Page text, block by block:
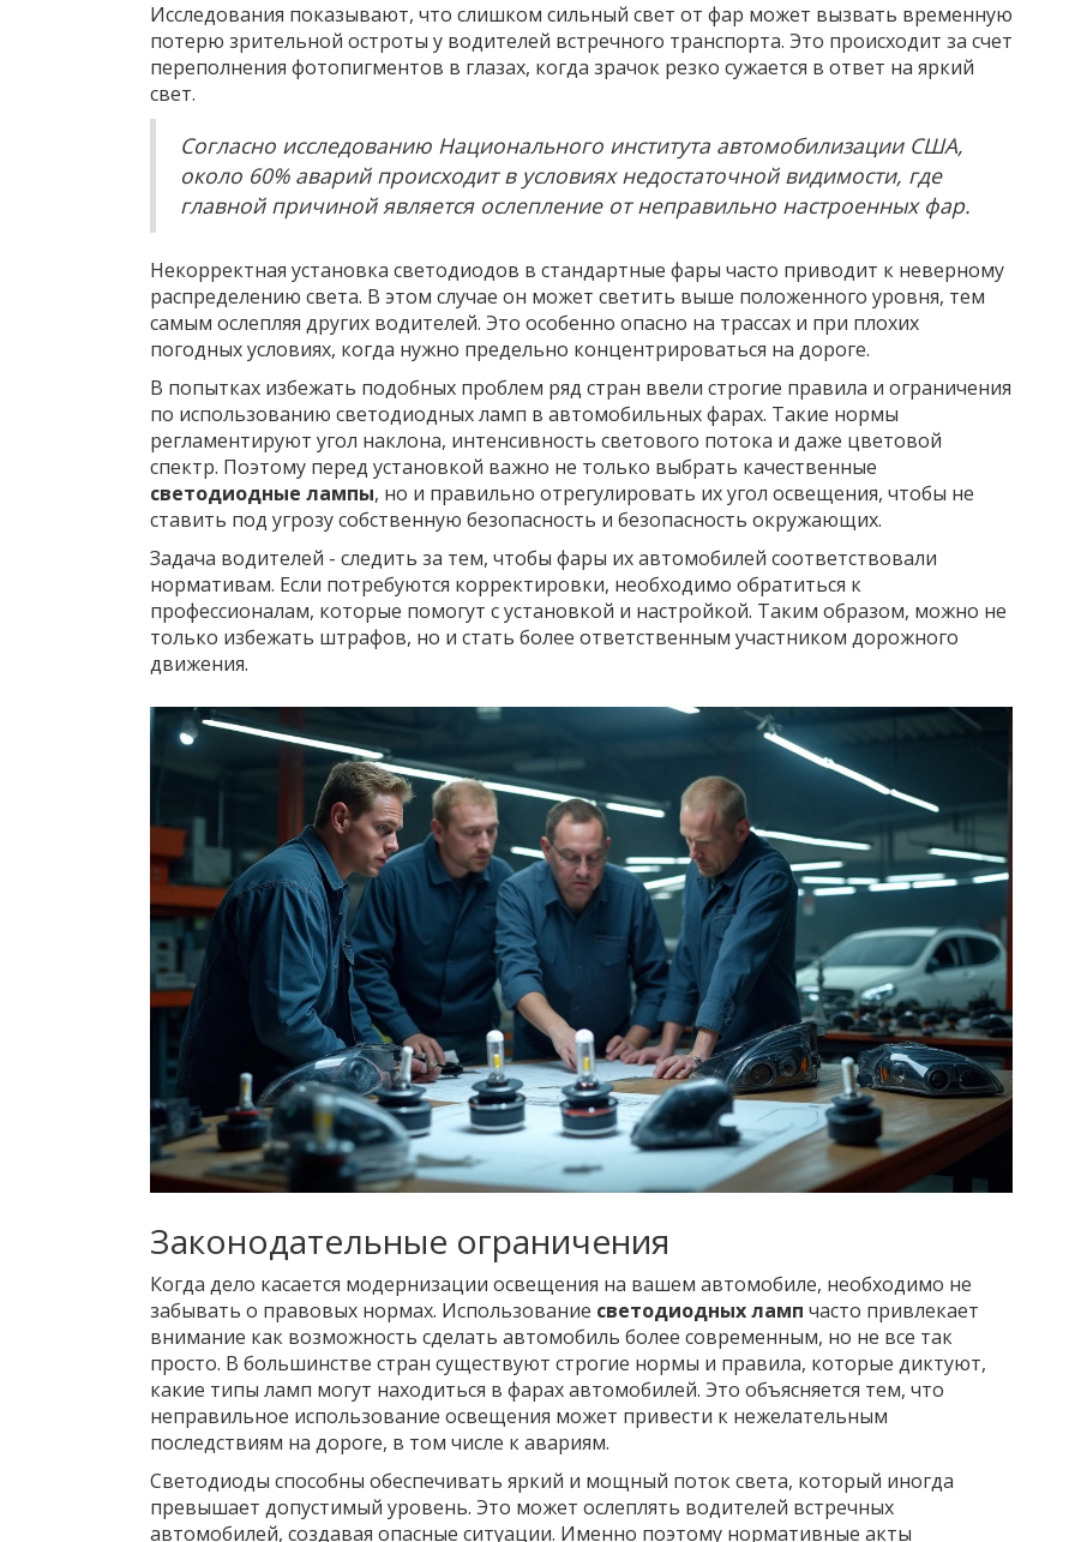
Исследования показывают, что слишком сильный свет от фар может вызвать временную
потерю зрительной остроты у водителей встречного транспорта. Это происходит за счет
переполнения фотопигментов в глазах, когда зрачок резко сужается в ответ на яркий
свет.
Согласно исследованию Национального института автомобилизации США,
около 60% аварий происходит в условиях недостаточной видимости, где
главной причиной является ослепление от неправильно настроенных фар.
Некорректная установка светодиодов в стандартные фары часто приводит к неверному
распределению света. В этом случае он может светить выше положенного уровня, тем
самым ослепляя других водителей. Это особенно опасно на трассах и при плохих
погодных условиях, когда нужно предельно концентрироваться на дороге.
В попытках избежать подобных проблем ряд стран ввели строгие правила и ограничения
по использованию светодиодных ламп в автомобильных фарах. Такие нормы
регламентируют угол наклона, интенсивность светового потока и даже цветовой
спектр. Поэтому перед установкой важно не только выбрать качественные
светодиодные лампы, но и правильно отрегулировать их угол освещения, чтобы не
ставить под угрозу собственную безопасность и безопасность окружающих.
Задача водителей - следить за тем, чтобы фары их автомобилей соответствовали
нормативам. Если потребуются корректировки, необходимо обратиться к
профессионалам, которые помогут с установкой и настройкой. Таким образом, можно не
только избежать штрафов, но и стать более ответственным участником дорожного
движения.
Законодательные ограничения
Когда дело касается модернизации освещения на вашем автомобиле, необходимо не
забывать о правовых нормах. Использование светодиодных ламп часто привлекает
внимание как возможность сделать автомобиль более современным, но не все так
просто. В большинстве стран существуют строгие нормы и правила, которые диктуют,
какие типы ламп могут находиться в фарах автомобилей. Это объясняется тем, что
неправильное использование освещения может привести к нежелательным
последствиям на дороге, в том числе к авариям.
Светодиоды способны обеспечивать яркий и мощный поток света, который иногда
превышает допустимый уровень. Это может ослеплять водителей встречных
автомобилей, создавая опасные ситуации. Именно поэтому нормативные акты